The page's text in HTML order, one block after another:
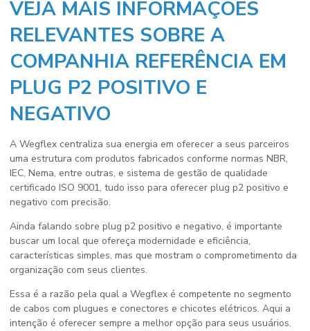
VEJA MAIS INFORMAÇÕES
RELEVANTES SOBRE A
COMPANHIA REFERÊNCIA EM
PLUG P2 POSITIVO E
NEGATIVO
A Wegflex centraliza sua energia em oferecer a seus parceiros
uma estrutura com produtos fabricados conforme normas NBR,
IEC, Nema, entre outras, e sistema de gestão de qualidade
certificado ISO 9001, tudo isso para oferecer plug p2 positivo e
negativo com precisão.
Ainda falando sobre plug p2 positivo e negativo, é importante
buscar um local que ofereça modernidade e eficiência,
características simples, mas que mostram o comprometimento da
organização com seus clientes.
Essa é a razão pela qual a Wegflex é competente no segmento
de cabos com plugues e conectores e chicotes elétricos. Aqui a
intenção é oferecer sempre a melhor opção para seus usuários.